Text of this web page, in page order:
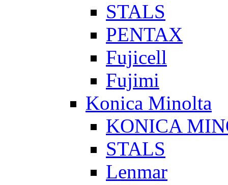
STALS
PENTAX
Fujicell
Fujimi
Konica Minolta
KONICA
STALS
Lenmar